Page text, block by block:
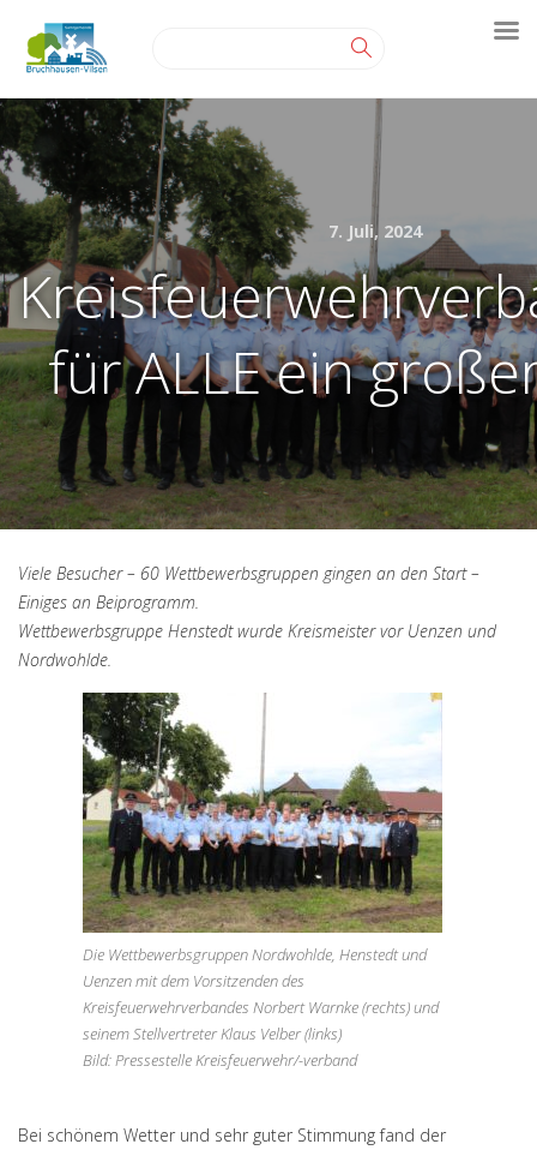
7. Juli, 2024
für ALLE ein
Viele Besucher – 60 Wettbewerbsgruppen gingen an den Start –
Einiges an Beiprogramm.
Wettbewerbsgruppe Henstedt wurde Kreismeister vor Uenzen und
Nordwohlde.
Die Wettbewerbsgruppen Nordwohlde, Henstedt und
Uenzen mit dem Vorsitzenden des
Kreisfeuerwehrverbandes Norbert Warnke (rechts) und
seinem Stellvertreter Klaus Velber (links)
Bild: Pressestelle Kreisfeuerwehr/-verband
Bei schönem Wetter und sehr guter Stimmung fand der